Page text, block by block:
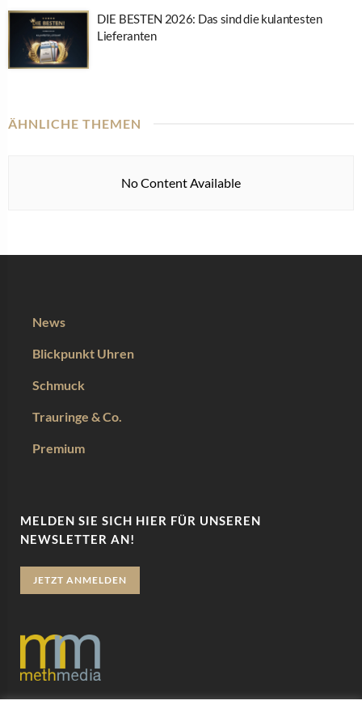
DIE BESTEN 2026: Das sind die kulantesten
Lieferanten
ÄHNLICHE THEMEN
No Content Available
News
Blickpunkt Uhren
Schmuck
Trauringe & Co.
Premium
MELDEN SIE SICH HIER FÜR UNSEREN
NEWSLETTER AN!
JETZT ANMELDEN